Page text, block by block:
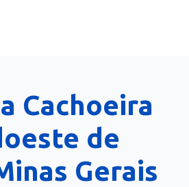
Cachoeira
de
Gerais